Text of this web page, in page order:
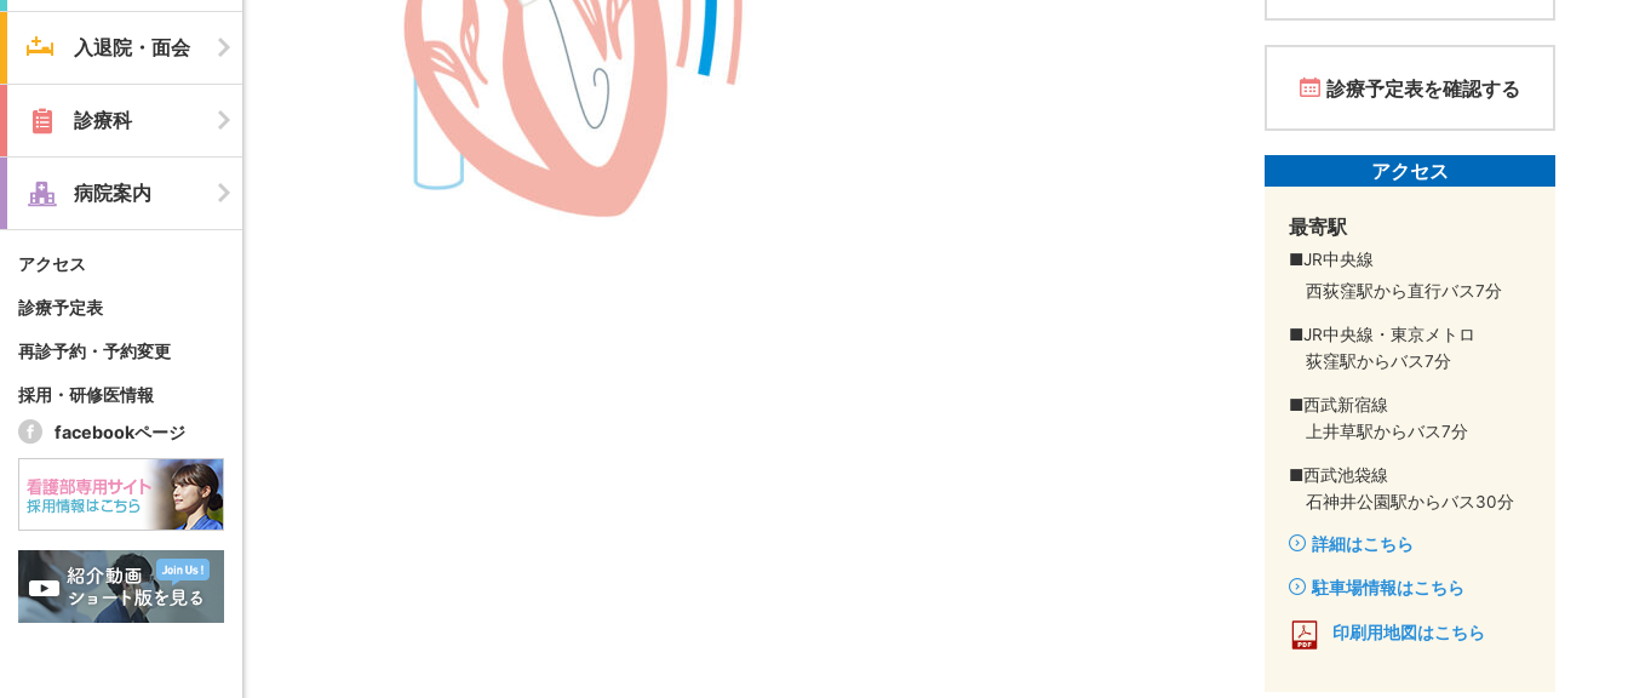
入退院・面会
診療科
病院案内
アクセス
診療予定表
再診予約・予約変更
採用・研修医情報
facebookページ
診療予定表を確認する
アクセス
最寄駅
■JR中央線
西荻窪駅から直行バス7分
■JR中央線・東京メトロ
荻窪駅からバス7分
■西武新宿線
上井草駅からバス7分
■西武池袋線
石神井公園駅からバス30分
詳細はこちら
駐車場情報はこちら
印刷用地図はこちら